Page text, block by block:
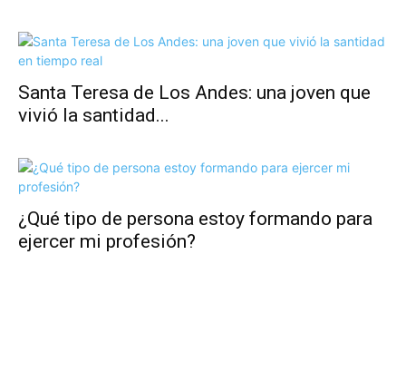
Santa Teresa de Los Andes: una joven que
vivió la santidad...
¿Qué tipo de persona estoy formando para
ejercer mi profesión?